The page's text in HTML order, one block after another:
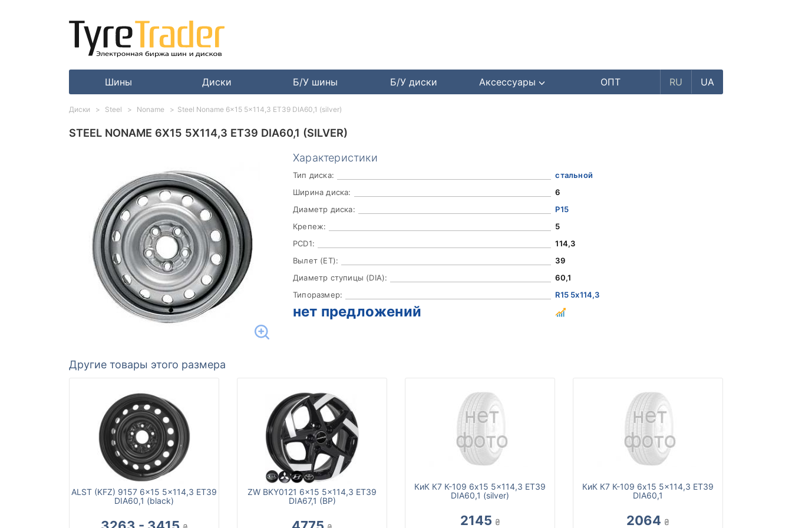
Шины Диски Б/У шины Б/У диски Аксессуары ОПТ RU UA
STEEL NONAME 6X15 5X114,3 ET39 DIA60,1 (SILVER)
Характеристики
Тип диска:
стальной
Ширина диска:
6
Диаметр диска:
Р15
Крепеж:
5
PCD1:
114,3
Вылет (ET):
39
Диаметр ступицы (DIA):
60,1
Типоразмер:
R15 5x114,3
нет предложений
Другие товары этого размера
ALST (KFZ) 9157 6x15 5x114,3 ET39
DIA60,1 (black)
ZW BKY0121 6x15 5x114,3 ET39
DIA67,1 (BP)
КиК К7 К-109 6x15 5x114,3 ET39
DIA60,1 (silver)
2145 ₴
КиК К7 К-109 6x15 5x114,3 ET39
DIA60,1
2064 ₴
Диски Steel Noname Steel Noname 6x15 5x114,3 ET39 DIA60,1 (silver)